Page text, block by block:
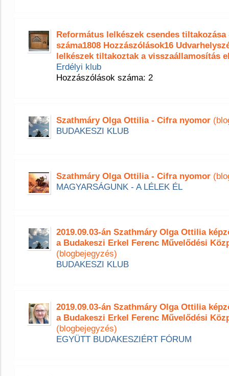
Református lelkészek csendes
száma1808 Hozzászólások16
lelkészek tiltakoztak a visszaállamosítás
Erdélyi klub
Hozzászólások száma: 2
Szathmáry Olga Ottilia - Cifra nyomor
BUDAKESZI KLUB
Szathmáry Olga Ottilia - Cifra nyomor
MAGYARSÁGUNK - A LÉLEK ÉL
2019.09.03-án Szathmáry Olga Ottilia
a Budakeszi Erkel Ferenc Művelődési
(blogbejegyzés)
BUDAKESZI KLUB
2019.09.03-án Szathmáry Olga Ottilia
a Budakeszi Erkel Ferenc Művelődési
(blogbejegyzés)
EGYÜTT BUDAKESZIÉRT FÓRUM